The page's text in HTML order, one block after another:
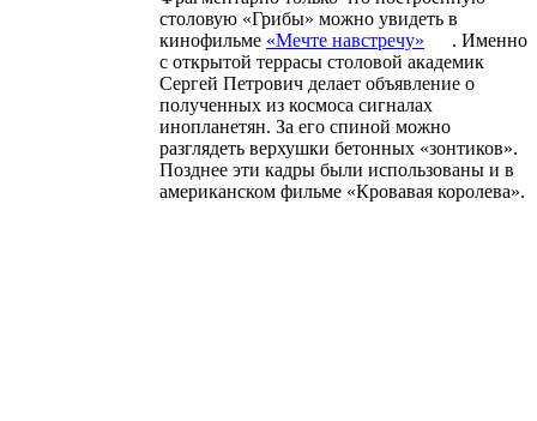
столовую «Грибы» можно увидеть в
кинофильме «Мечте навстречу»
. Именно
с открытой террасы столовой академик
Сергей Петрович делает объявление о
полученных из космоса сигналах
инопланетян. За его спиной можно
разглядеть верхушки бетонных «зонтиков».
Позднее эти кадры были использованы и в
американском фильме «Кровавая королева».